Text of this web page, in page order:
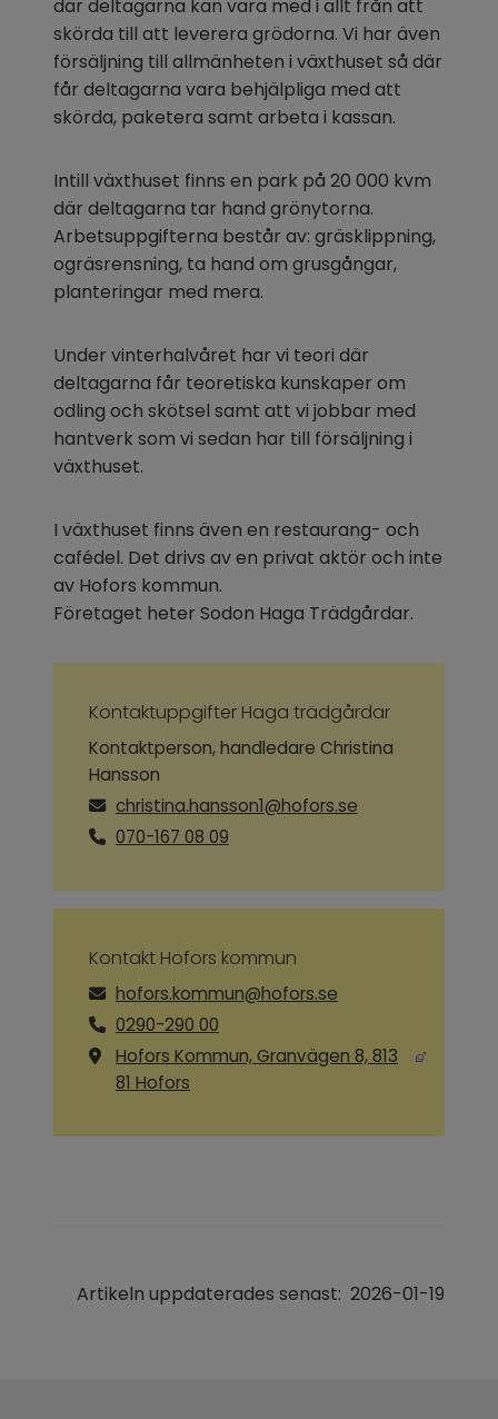
där deltagarna kan vara med i allt från att
skörda till att leverera grödorna. Vi har även
försäljning till allmänheten i växthuset så där
får deltagarna vara behjälpliga med att
skörda, paketera samt arbeta i kassan.
Intill växthuset finns en park på 20 000 kvm
där deltagarna tar hand grönytorna.
Arbetsuppgifterna består av: gräsklippning,
ogräsrensning, ta hand om grusgångar,
planteringar med mera.
Under vinterhalvåret har vi teori där
deltagarna får teoretiska kunskaper om
odling och skötsel samt att vi jobbar med
hantverk som vi sedan har till försäljning i
växthuset.
I växthuset finns även en restaurang- och
cafédel. Det drivs av en privat aktör och inte
av Hofors kommun.
Företaget heter Sodon Haga Trädgårdar.
Kontaktuppgifter Haga trädgårdar
Kontaktperson, handledare Christina
Hansson
christina.hansson1@hofors.se
070-167 08 09
Kontakt Hofors kommun
hofors.kommun@hofors.se
0290-290 00
Hofors Kommun, Granvägen 8, 813
81 Hofors
Artikeln uppdaterades senast: 2026-01-19